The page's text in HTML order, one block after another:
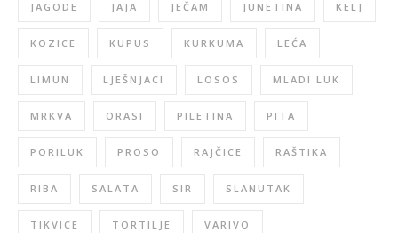
JAGODE JAJA JEČAM JUNETINA KELJ
KOZICE KUPUS KURKUMA LEĆA
LIMUN LJEŠNJACI LOSOS MLADI LUK
MRKVA ORASI PILETINA PITA
PORILUK PROSO RAJČICE RAŠTIKA
RIBA SALATA SIR SLANUTAK
TIKVICE TORTILJE VARIVO